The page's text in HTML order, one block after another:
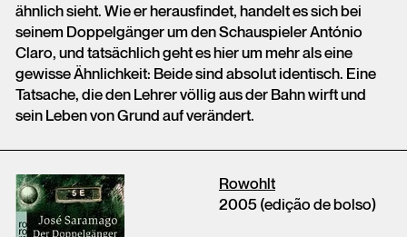
ähnlich sieht. Wie er herausfindet, handelt es sich bei
seinem Doppelgänger um den Schauspieler António
Claro, und tatsächlich geht es hier um mehr als eine
gewisse Ähnlichkeit: Beide sind absolut identisch. Eine
Tatsache, die den Lehrer völlig aus der Bahn wirft und
sein Leben von Grund auf verändert.
Rowohlt
2005 (edição de bolso)